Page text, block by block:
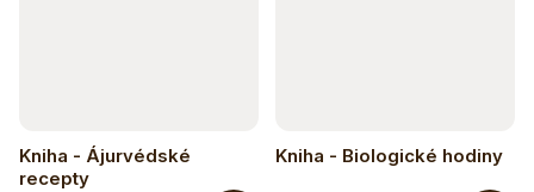
Kniha - Ájurvédské
recepty
Kniha - Biologické hodiny